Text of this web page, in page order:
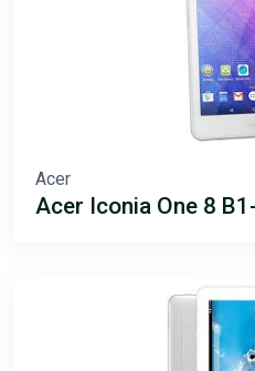
Acer
Acer Iconia One 8